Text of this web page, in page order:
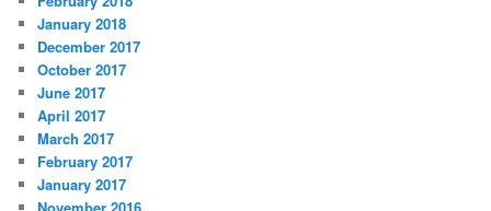
January 2018
December 2017
October 2017
June 2017
April 2017
March 2017
February 2017
January 2017